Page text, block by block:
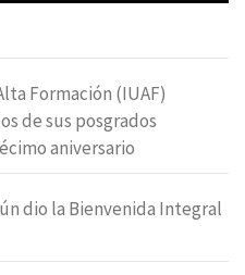
Formación (IUAF)
de sus posgrados
aniversario
dio la Bienvenida Integral